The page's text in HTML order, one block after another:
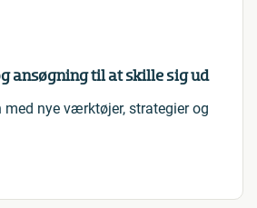
ansøgning til at skille sig ud
nye værktøjer, strategier og